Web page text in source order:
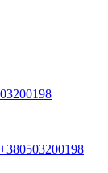
+380503200198